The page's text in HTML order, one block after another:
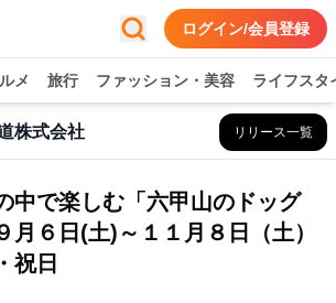
ログイン/会員登録
メ 旅行 ファッション・美容 ライフスタ
株式会社 リリース一覧
中で楽しむ「六甲山のドッグ
月６日(土)～１１月８日（土）
祝日